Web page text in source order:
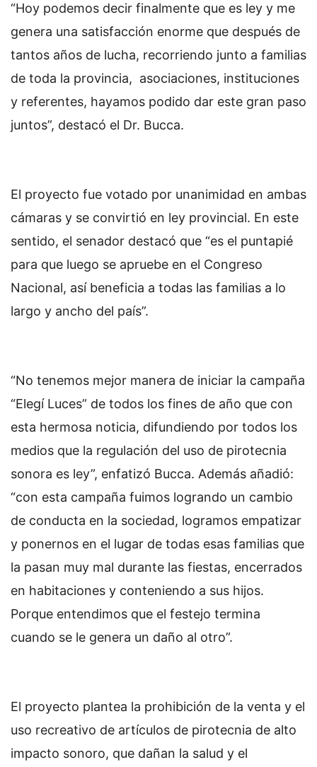
“Hoy podemos decir finalmente que es ley y me
genera una satisfacción enorme que después de
tantos años de lucha, recorriendo junto a familias
de toda la provincia, asociaciones, instituciones
y referentes, hayamos podido dar este gran paso
juntos”, destacó el Dr. Bucca.
El proyecto fue votado por unanimidad en ambas
cámaras y se convirtió en ley provincial. En este
sentido, el senador destacó que “es el puntapié
para que luego se apruebe en el Congreso
Nacional, así beneficia a todas las familias a lo
largo y ancho del país”.
“No tenemos mejor manera de iniciar la campaña
“Elegí Luces” de todos los fines de año que con
esta hermosa noticia, difundiendo por todos los
medios que la regulación del uso de pirotecnia
sonora es ley”, enfatizó Bucca. Además añadió:
“con esta campaña fuimos logrando un cambio
de conducta en la sociedad, logramos empatizar
y ponernos en el lugar de todas esas familias que
la pasan muy mal durante las fiestas, encerrados
en habitaciones y conteniendo a sus hijos.
Porque entendimos que el festejo termina
cuando se le genera un daño al otro”.
El proyecto plantea la prohibición de la venta y el
uso recreativo de artículos de pirotecnia de alto
impacto sonoro, que dañan la salud y el